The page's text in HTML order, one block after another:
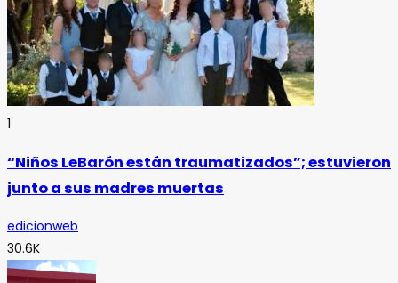
1
“Niños LeBarón están traumatizados”; estuvieron
junto a sus madres muertas
edicionweb
30.6K